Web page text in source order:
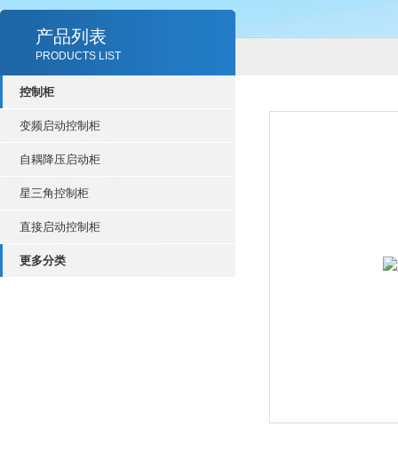
产品列表
PRODUCTS LIST
控制柜
变频启动控制柜
自耦降压启动柜
星三角控制柜
直接启动控制柜
更多分类